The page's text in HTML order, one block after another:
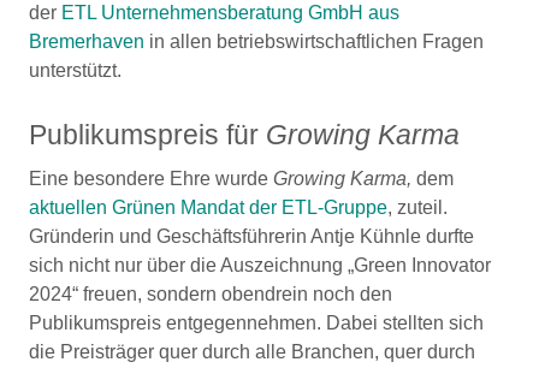
der ETL Unternehmensberatung GmbH aus
Bremerhaven in allen betriebswirtschaftlichen Fragen
unterstützt.
Publikumspreis für Growing Karma
Eine besondere Ehre wurde Growing Karma, dem
aktuellen Grünen Mandat der ETL-Gruppe, zuteil.
Gründerin und Geschäftsführerin Antje Kühnle durfte
sich nicht nur über die Auszeichnung „Green Innovator
2024“ freuen, sondern obendrein noch den
Publikumspreis entgegennehmen. Dabei stellten sich
die Preisträger quer durch alle Branchen, quer durch